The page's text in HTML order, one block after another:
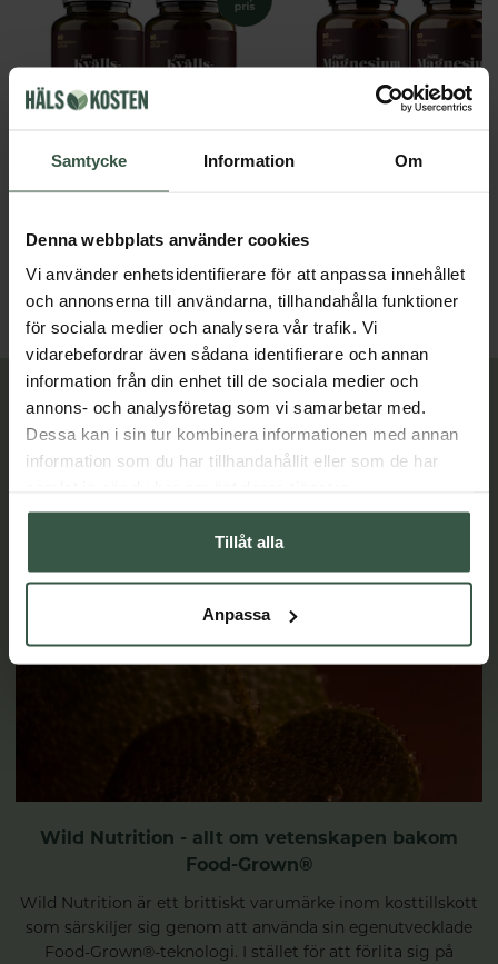
Samtycke Information Om
Denna webbplats använder cookies
Vi använder enhetsidentifierare för att anpassa innehållet
och annonserna till användarna, tillhandahålla funktioner
för sociala medier och analysera vår trafik. Vi
vidarebefordrar även sådana identifierare och annan
information från din enhet till de sociala medier och
annons- och analysföretag som vi samarbetar med.
Dessa kan i sin tur kombinera informationen med annan
information som du har tillhandahållit eller som de har
Tillåt alla
Anpassa
398 kr 498 kr
LÄGG I VARUKORGEN LÄGG I VARUKORGEN
Lär dig mer
Wild Nutrition - allt om vetenskapen bakom
Food-Grown®
Wild Nutrition är ett brittiskt varumärke inom kosttillskott
som särskiljer sig genom att använda sin egenutvecklade
Food-Grown®-teknologi. I stället för att förlita sig på